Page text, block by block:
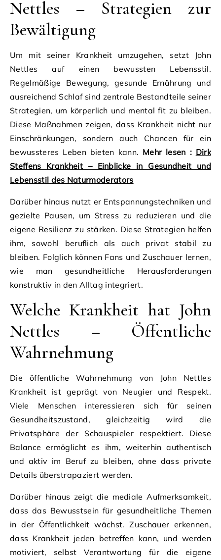
Nettles – Strategien zur
Bewältigung
Um mit seiner Krankheit umzugehen, setzt John
Nettles auf einen bewussten Lebensstil.
Regelmäßige Bewegung, gesunde Ernährung und
ausreichend Schlaf sind zentrale Bestandteile seiner
Strategien, um körperlich und mental fit zu bleiben.
Diese Maßnahmen zeigen, dass Krankheit nicht nur
Einschränkungen, sondern auch Chancen für ein
bewussteres Leben bieten kann. Mehr lesen : Dirk
Steffens Krankheit – Einblicke in Gesundheit und
Lebensstil des Naturmoderators
Darüber hinaus nutzt er Entspannungstechniken und
gezielte Pausen, um Stress zu reduzieren und die
eigene Resilienz zu stärken. Diese Strategien helfen
ihm, sowohl beruflich als auch privat stabil zu
bleiben. Folglich können Fans und Zuschauer lernen,
wie man gesundheitliche Herausforderungen
konstruktiv in den Alltag integriert.
Welche Krankheit hat John
Nettles – Öffentliche
Wahrnehmung
Die öffentliche Wahrnehmung von John Nettles
Krankheit ist geprägt von Neugier und Respekt.
Viele Menschen interessieren sich für seinen
Gesundheitszustand, gleichzeitig wird die
Privatsphäre der Schauspieler respektiert. Diese
Balance ermöglicht es ihm, weiterhin authentisch
und aktiv im Beruf zu bleiben, ohne dass private
Details überstrapaziert werden.
Darüber hinaus zeigt die mediale Aufmerksamkeit,
dass das Bewusstsein für gesundheitliche Themen
in der Öffentlichkeit wächst. Zuschauer erkennen,
dass Krankheit jeden betreffen kann, und werden
motiviert, selbst Verantwortung für die eigene